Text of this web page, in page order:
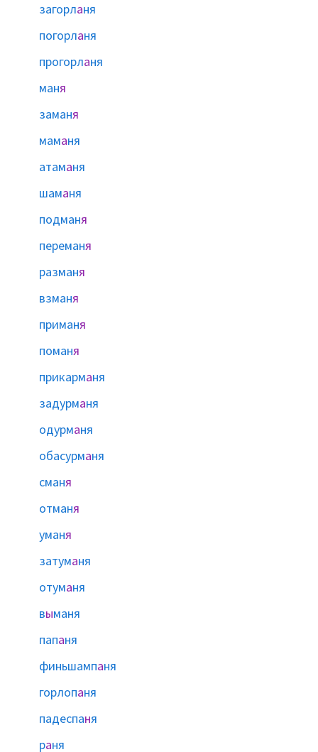
загорланя
погорланя
прогорланя
маня
заманя
маманя
атаманя
шаманя
подманя
переманя
разманя
взманя
приманя
поманя
прикарманя
задурманя
одурманя
обасурманя
сманя
отманя
уманя
затуманя
отуманя
выманя
папаня
финьшампаня
горлопаня
падеспаня
раня